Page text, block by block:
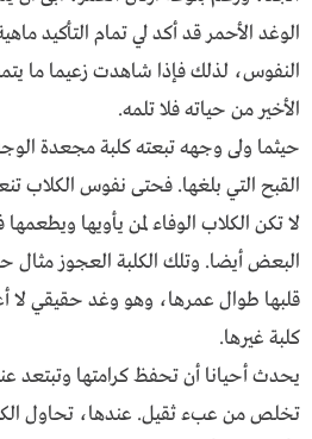
الوغد الأحمر قد أكد لي تمام التأكيد
النفوس، لذلك فإذا شاهدت زعيما ما
الأخير من حياته فلا تلمه.
حيثما ولى وجهه تبعته كلبة مجعدة
القبح التي بلغها. فحتى نفوس الكلاب
لا تكن الكلاب الوفاء لمن يأويها
البعض أيضا. وتلك الكلبة العجوز
قلبها طوال عمرها، وهو وغد حقيقي لا
كلبة غيرها.
يحدث أحيانا أن تحفظ كرامتها وتبتعد
تخلص من عبء ثقيل. عندها، تحاول